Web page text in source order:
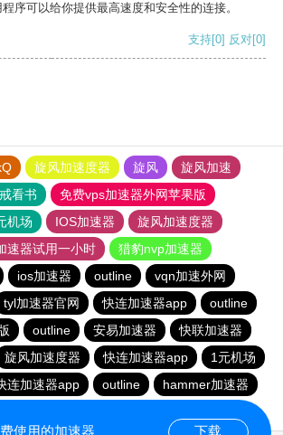
序可以给你提供最高速度和安全性的连接。
支持[0] 反对[0]
旋风加速度器 旋风
旋风加速
看书
免费vps加速器外网苹果版
机场 IOS加速器
旋风加速度器
速器试用一小时
猎豹nvp加速器
ios加速器 outline
vqn加速外网
tyl加速器官网 快连加速器app
outline
outline 安易加速器
快联加速器
旋风加速度器 快连加速器app
1元机场
连加速器app outline
hammer加速器
使用的加速器 下载